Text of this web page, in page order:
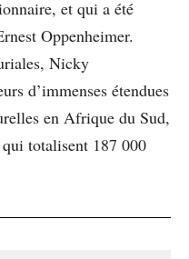
et qui a été
Oppenheimer.
Nicky
d’immenses étendues
en Afrique du Sud,
totalisent 187 000